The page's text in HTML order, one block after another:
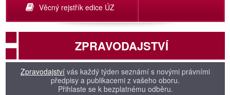
Věcný rejstřík edice ÚZ
ZPRAVODAJSTVÍ
Zpravodajství vás každý týden seznámí s novými právními
předpisy a publikacemi z vašeho oboru.
Přihlaste se k bezplatnému odběru.